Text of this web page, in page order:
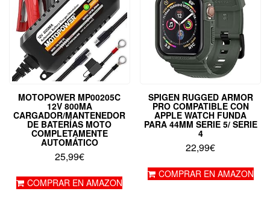
MOTOPOWER MP00205C
12V 800MA
CARGADOR/MANTENEDOR
DE BATERÍAS MOTO
COMPLETAMENTE
AUTOMÁTICO
25,99€
COMPRAR EN AMAZON
SPIGEN RUGGED ARMOR
PRO COMPATIBLE CON
APPLE WATCH FUNDA
PARA 44MM SERIE 5/ SERIE
4
22,99€
COMPRAR EN AMAZON